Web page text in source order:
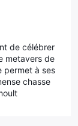
de célébrer
metavers de
permet à ses
chasse